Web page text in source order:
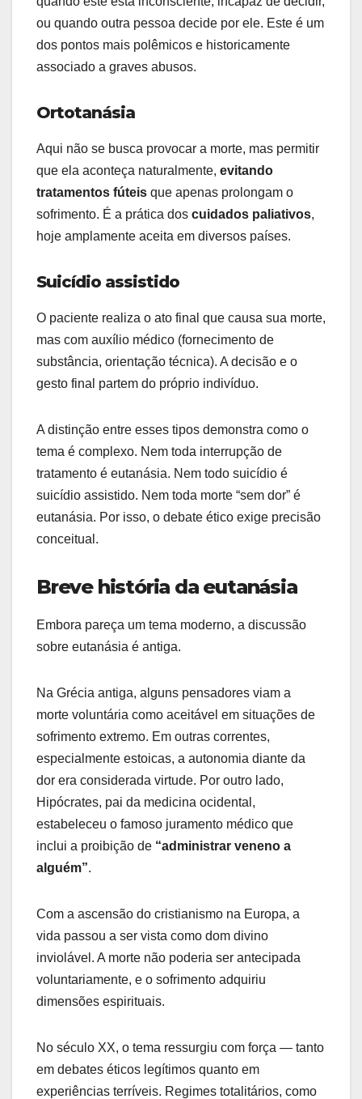
ou quando outra pessoa decide por ele. Este é um
dos pontos mais polêmicos e historicamente
associado a graves abusos.
Ortotanásia
Aqui não se busca provocar a morte, mas permitir
que ela aconteça naturalmente, evitando
tratamentos fúteis que apenas prolongam o
sofrimento. É a prática dos cuidados paliativos,
hoje amplamente aceita em diversos países.
Suicídio assistido
O paciente realiza o ato final que causa sua morte,
mas com auxílio médico (fornecimento de
substância, orientação técnica). A decisão e o
gesto final partem do próprio indivíduo.
A distinção entre esses tipos demonstra como o
tema é complexo. Nem toda interrupção de
tratamento é eutanásia. Nem todo suicídio é
suicídio assistido. Nem toda morte “sem dor” é
eutanásia. Por isso, o debate ético exige precisão
conceitual.
Breve história da eutanásia
Embora pareça um tema moderno, a discussão
sobre eutanásia é antiga.
Na Grécia antiga, alguns pensadores viam a
morte voluntária como aceitável em situações de
sofrimento extremo. Em outras correntes,
especialmente estoicas, a autonomia diante da
dor era considerada virtude. Por outro lado,
Hipócrates, pai da medicina ocidental,
estabeleceu o famoso juramento médico que
inclui a proibição de “administrar veneno a
alguém”.
Com a ascensão do cristianismo na Europa, a
vida passou a ser vista como dom divino
inviolável. A morte não poderia ser antecipada
voluntariamente, e o sofrimento adquiriu
dimensões espirituais.
No século XX, o tema ressurgiu com força — tanto
em debates éticos legítimos quanto em
experiências terríveis. Regimes totalitários, como